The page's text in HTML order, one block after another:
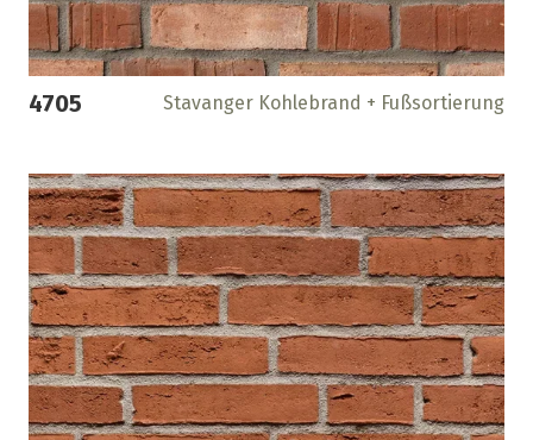
4705 Stavanger Kohlebrand + Fußsortierung